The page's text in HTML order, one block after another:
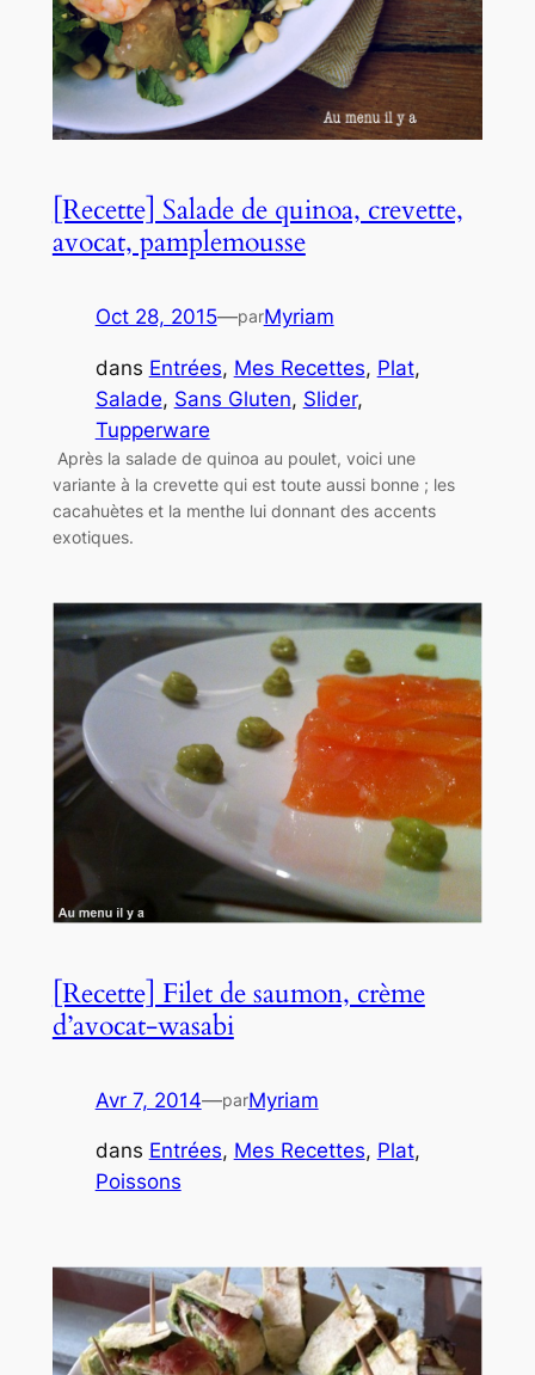
[Recette] Salade de quinoa, crevette,
avocat, pamplemousse
Oct 28, 2015—parMyriam
dans Entrées, Mes Recettes, Plat
Salade, Sans Gluten, Slider
Tupperware
Après la salade de quinoa au poulet, voici une
variante à la crevette qui est toute aussi bonne ; les
cacahuètes et la menthe lui donnant des accents
exotiques.
[Recette] Filet de saumon, crème
d’avocat-wasabi
Avr 7, 2014—parMyriam
dans Entrées, Mes Recettes, Plat
Poissons